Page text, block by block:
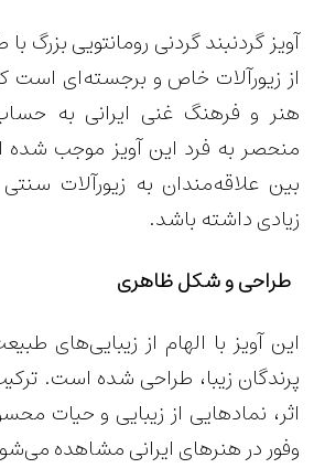
آویز گردنبند گردنی رومانتویی بزرگ
از زیورآلات خاص و برجسته‌ای است که
هنر و فرهنگ غنی ایرانی به
منحصر به فرد این آویز موجب شده
بین علاقه‌مندان به زیورآلات
زیادی داشته باشد.
طراحی و شکل ظاهری
این آویز با الهام از زیبایی‌های
پرندگان زیبا، طراحی شده است.
اثر، نمادهایی از زیبایی و حیات
وفور در هنرهای ایرانی مشاهده